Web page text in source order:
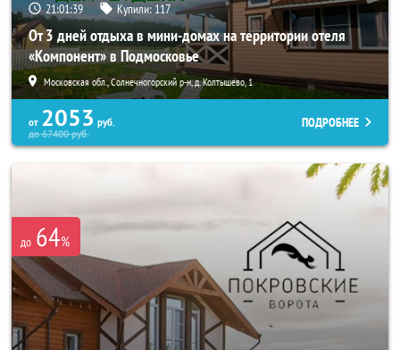
21:01:38 Купили: 117
От 3 дней отдыха в мини-домах на территории отеля
«Компонент» в Подмосковье
Московская обл., Солнечногорский р-н, д. Колтышево, 1
от 2053 руб.
до67400руб.
ПОДРОБНЕЕ
до 64%